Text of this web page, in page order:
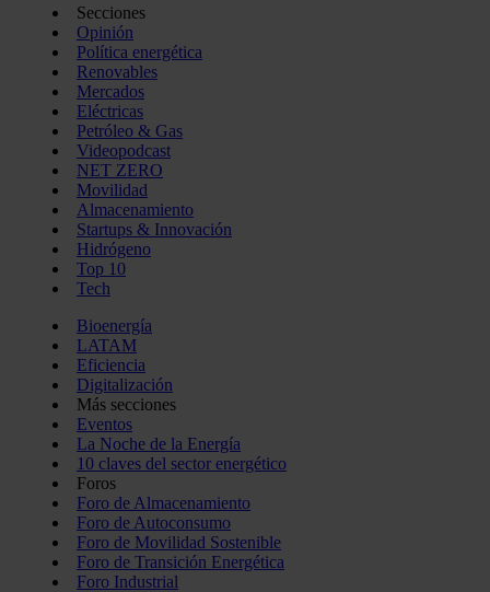
Secciones
Opinión
Política energética
Renovables
Mercados
Eléctricas
Petróleo & Gas
Videopodcast
NET ZERO
Movilidad
Almacenamiento
Startups & Innovación
Hidrógeno
Top 10
Tech
Bioenergía
LATAM
Eficiencia
Digitalización
Más secciones
Eventos
La Noche de la Energía
10 claves del sector energético
Foros
Foro de Almacenamiento
Foro de Autoconsumo
Foro de Movilidad Sostenible
Foro de Transición Energética
Foro Industrial